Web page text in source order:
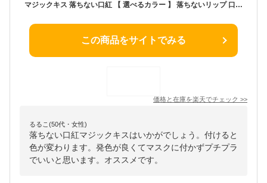
マジックキス 落ちない口紅 【 選べるカラー 】 落ちないリップ 口紅 落ちない リップ MAGIC KISS WITH ALOE VERA HAWAII ハワイ コスメ ABC口紅 色が変わる口紅 マスク マスクにつかない口紅 おすすめ 落ちにくい口紅 プチプラ つかない 【あす楽★送料無料】
この商品をサイトでみる
価格と在庫を楽天でチェック >>
るるこ(50代・女性)
落ちない口紅マジックキスはいかがでしょう。付けると
色が変わります。発色が良くてマスクに付かずプチプラ
でいいと思います。オススメです。